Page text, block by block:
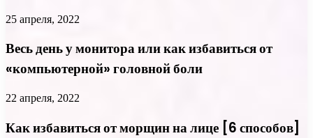
25 апреля, 2022
Весь день у монитора или как избавиться от
«компьютерной» головной боли
22 апреля, 2022
Как избавиться от морщин на лице [6 способов]